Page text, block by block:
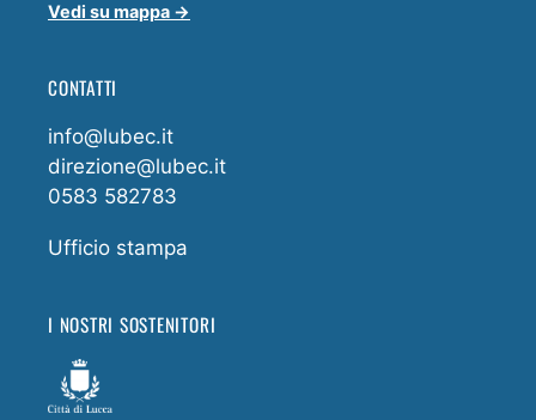
Vedi su mappa →
CONTATTI
info@lubec.it
direzione@lubec.it
0583 582783
Ufficio stampa
I NOSTRI SOSTENITORI